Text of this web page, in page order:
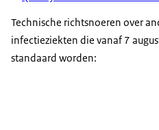
Technische richtsnoeren over
infectieziekten die vanaf 7
standaard worden: